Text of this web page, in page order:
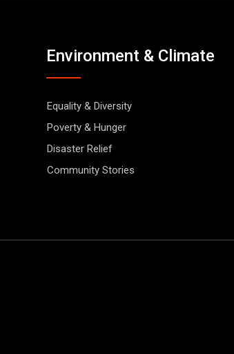
Environment & Climate
Equality & Diversity
Poverty & Hunger
Disaster Relief
Community Stories